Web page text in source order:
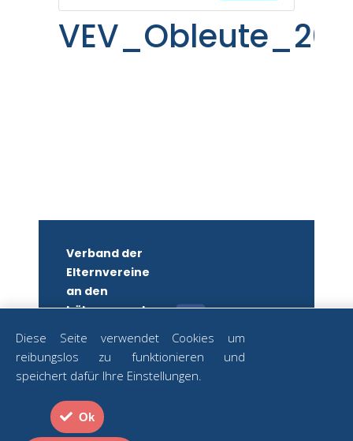
Verband der
Elternvereine
an den
höheren und
582879250
Strozzigasse
Diese Seite verwendet Cookies um
reibungslos zu funktionieren und
speichert dafür Ihre Einstellungen.
Ok